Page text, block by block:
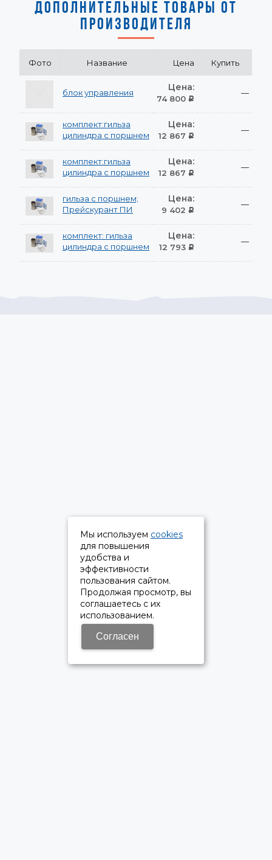
ДОПОЛНИТЕЛЬНЫЕ ТОВАРЫ ОТ
ПРОИЗВОДИТЕЛЯ
Фото Название Цена Купить
блок управления Цена:
74 800 Р
—
комплект:гильза
цилиндра с поршнем
Цена:
12 867 Р
—
комплект:гильза
цилиндра с поршнем
Цена:
12 867 Р
—
гильза с поршнем;
Прейскурант ПИ
Цена:
9 402 Р
—
комплект: гильза
цилиндра с поршнем
Цена:
12 793 Р
—
Мы используем cookies
для повышения
удобства и
эффективности
пользования сайтом.
Продолжая просмотр, вы
соглашаетесь с их
использованием.
Согласен